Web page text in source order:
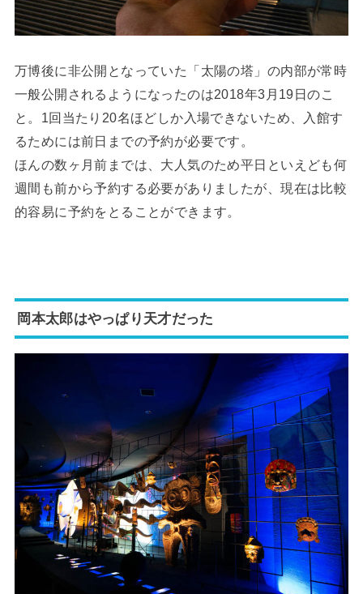
万博後に非公開となっていた「太陽の塔」の内部が常時
一般公開されるようになったのは2018年3月19日のこ
と。1回当たり20名ほどしか入場できないため、入館す
るためには前日までの予約が必要です。
ほんの数ヶ月前までは、大人気のため平日といえども何
週間も前から予約する必要がありましたが、現在は比較
的容易に予約をとることができます。
岡本太郎はやっぱり天才だった